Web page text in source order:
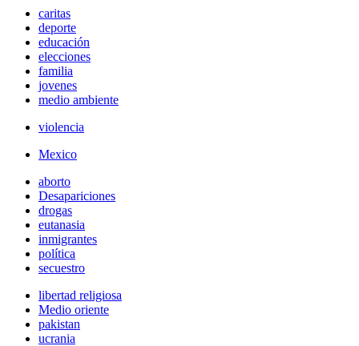
caritas
deporte
educación
elecciones
familia
jovenes
medio ambiente
violencia
Mexico
aborto
Desapariciones
drogas
eutanasia
inmigrantes
política
secuestro
libertad religiosa
Medio oriente
pakistan
ucrania